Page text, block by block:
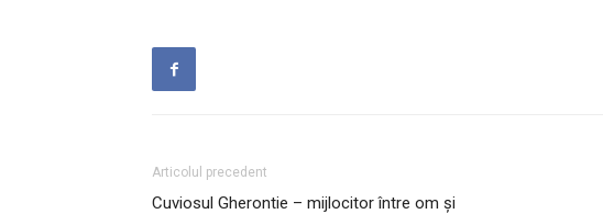
Articolul precedent
Cuviosul Gherontie – mijlocitor între om și